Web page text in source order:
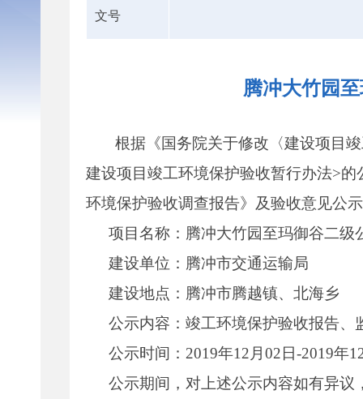
文号
腾冲大竹园
根据《国务院关于修改〈建设项目
建设项目竣工环境保护验收暂行办法>
环境保护验收调查报告》及验收意见公
项目名称： 腾冲大竹园至玛御谷二级
建设单位： 腾冲市交通运输局
建设地点：腾冲市腾越镇、北海乡
公示内容：竣工环境保护验收报告
公示时间：2019年12月02日-2019年
公示期间，对上述公示内容如有异